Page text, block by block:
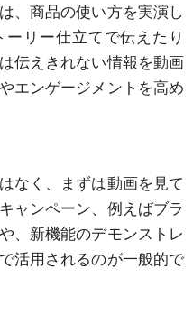
、商品の使い方を実演し
リー仕立てで伝えたり
伝えきれない情報を動画
エンゲージメントを高め
なく、まずは動画を見て
ャンペーン、例えばブラ
、新機能のデモンストレ
活用されるのが一般的で